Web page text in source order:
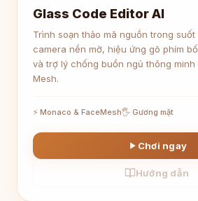
Glass Code Editor AI
Trình soạn thảo mã nguồn trong
camera nền mờ, hiệu ứng gõ phím
và trợ lý chống buồn ngủ thông minh
Mesh.
⚡ Monaco & FaceMesh🖐 Gương mặt
Chơi ngay
Hướng dẫn